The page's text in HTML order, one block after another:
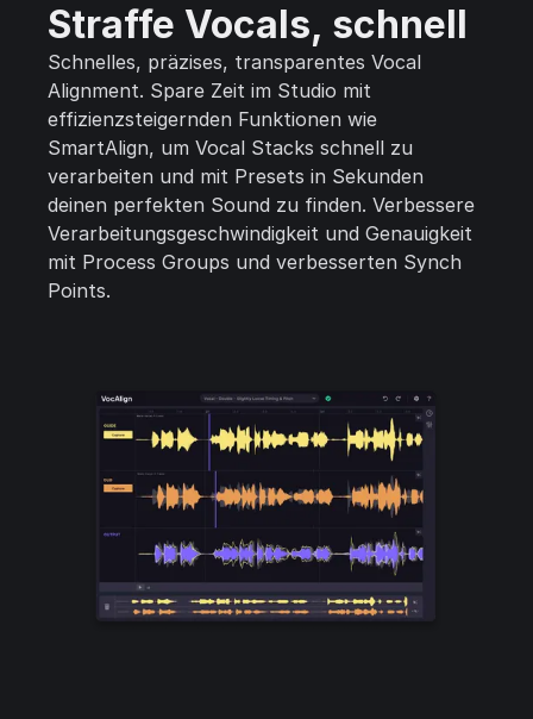
Straffe Vocals, schnell
Schnelles, präzises, transparentes Vocal
Alignment. Spare Zeit im Studio mit
effizienzsteigernden Funktionen wie
SmartAlign, um Vocal Stacks schnell zu
verarbeiten und mit Presets in Sekunden
deinen perfekten Sound zu finden. Verbessere
Verarbeitungsgeschwindigkeit und Genauigkeit
mit Process Groups und verbesserten Synch
Points.